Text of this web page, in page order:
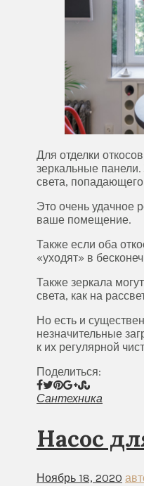
Для отделки
зеркальные
света,
Это очень удачное
ваше помещение.
Также если оба
«уходят» в
Также зеркала
света, как на
Но есть и
незначительные
к их регулярной
Поделиться:
Сантехника
Hacoc
Ноябрь 18, 2020